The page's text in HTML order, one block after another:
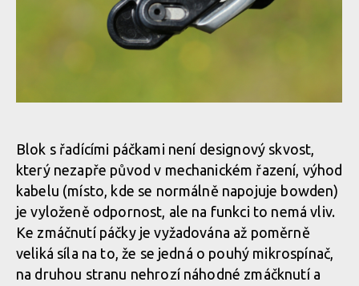
Test: Shimano XTR Di2 - vyzkoušel jsem elektrický eRko
Test: Shimano XTR Di2 - vyzkoušel jsem elektrický eRko
Test: Shimano XTR Di2 - vyzkoušel jsem elektrický eRko
Blok s řadícími páčkami není designový skvost,
který nezapře původ v mechanickém řazení, výhod
kabelu (místo, kde se normálně napojuje bowden)
je vyloženě odpornost, ale na funkci to nemá vliv.
Ke zmáčnutí páčky je vyžadována až poměrně
veliká síla na to, že se jedná o pouhý mikrospínač,
na druhou stranu nehrozí náhodné zmáčknutí a